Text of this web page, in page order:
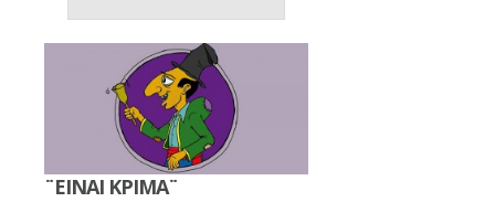
¨ΕΙΝΑΙ ΚΡΙΜΑ¨